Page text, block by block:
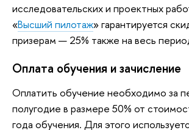
исследовательских и проектных
«Высший пилотаж» гарантируется
призерам — 25% также на весь
Оплата обучения и зачисление
Оплатить обучение необходимо за
полугодие в размере 50% от
года обучения. Для этого